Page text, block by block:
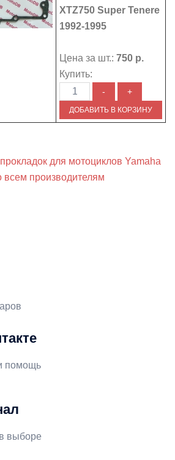
XTZ750 Super Tenere
1992-1995
Цена за шт.: 750 р.
Купить:
для мотоциклов Yamaha
всем производителям
помощь
выборе